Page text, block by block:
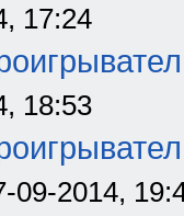
17:24
18:53
09-2014,